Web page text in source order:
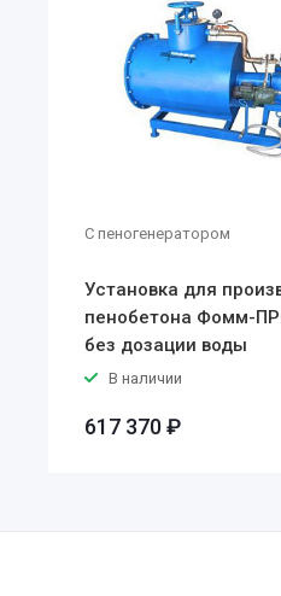
С пеногенератором
Установка для
пенобетона Фомм-
без дозации воды
В наличии
617 370 ₽